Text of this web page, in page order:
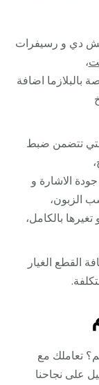
دي و رسيفرات
،
اضافة
تتضمن ضبط
الاشارة و
الزبون،
بالكامل،
القطع الغيار
تعاملك مع
على نجاحنا